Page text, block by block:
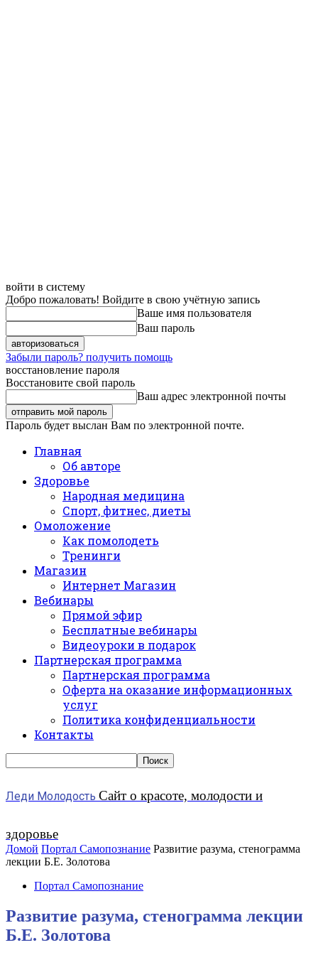
войти в систему
Добро пожаловать! Войдите в свою учётную запись
Ваше имя пользователя
Ваш пароль
Забыли пароль? получить помощь
восстановление пароля
Восстановите свой пароль
Ваш адрес электронной почты
Пароль будет выслан Вам по электронной почте.
Главная
Об авторе
Здоровье
Народная медицина
Спорт, фитнес, диеты
Омоложение
Как помолодеть
Тренинги
Магазин
Интернет Магазин
Вебинары
Прямой эфир
Бесплатные вебинары
Видеоуроки в подарок
Партнерская программа
Партнерская программа
Оферта на оказание информационных
услуг
Политика конфиденциальности
Контакты
Леди Молодость Сайт о красоте, молодости и
здоровье
Домой Портал Самопознание Развитие разума, стенограмма
лекции Б.Е. Золотова
Портал Самопознание
Развитие разума, стенограмма лекции
Б.Е. Золотова